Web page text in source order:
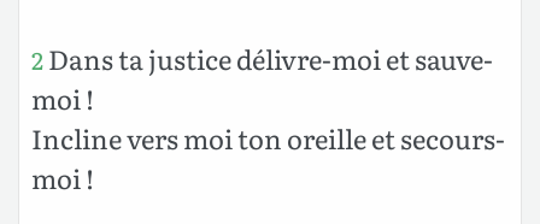
2Dans ta justice délivre-moi et sauve-
moi !
Incline vers moi ton oreille et secours-
moi !